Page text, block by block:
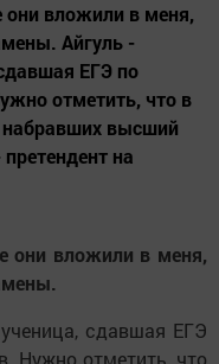
они вложили в меня,
Айгуль -
ЕГЭ по
отметить, что в
высший
на
они вложили в меня,
сдавшая ЕГЭ